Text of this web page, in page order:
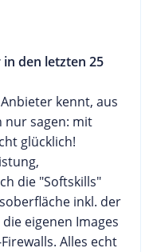
den letzten 25
kennt, aus
nur sagen: mit
glücklich!
die "Softskills"
inkl. der
eigenen Images
Alles echt